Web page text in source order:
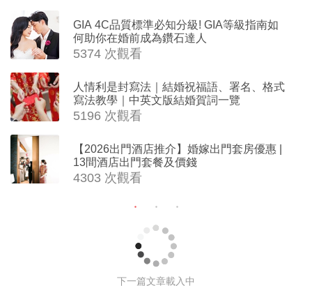
GIA 4C品質標準必知分級! GIA等級指南如
何助你在婚前成為鑽石達人
5374 次觀看
人情利是封寫法｜結婚祝福語、署名、格式
寫法教學｜中英文版結婚賀詞一覽
5196 次觀看
【2026出門酒店推介】婚嫁出門套房優惠 |
13間酒店出門套餐及價錢
4303 次觀看
結婚首飾丨6大小資新娘首飾品牌推薦
丨必買戒指、耳環、頸鏈與手鏈丨